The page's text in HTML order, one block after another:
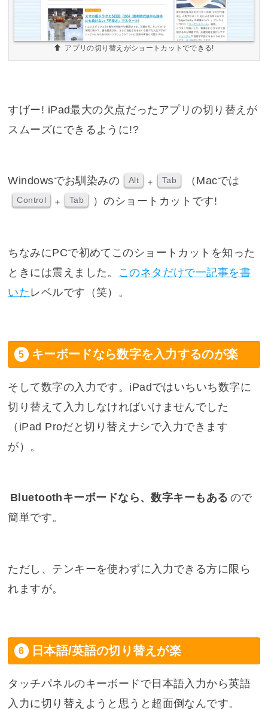
アプリの切り替えがショートカットでできる!
すげー! iPad最大の欠点だったアプリの切り替えが
スムーズにできるように!?
Windowsでお馴染みの Alt ＋ Tab （Macでは
Control ＋ Tab ）のショートカットです!
ちなみにPCで初めてこのショートカットを知った
ときには震えました。
このネタだけで一記事を書
いた レベルです（笑）。
キーボードなら数字を入力するのが楽
そして数字の入力です。iPadではいちいち数字に
切り替えて入力しなければいけませんでした
（iPad Proだと切り替えナシで入力できます
が）。
Bluetoothキーボードなら、数字キーもある ので
簡単です。
ただし、テンキーを使わずに入力できる方に限ら
れますが。
日本語/英語の切り替えが楽
タッチパネルのキーボードで日本語入力から英語
入力に切り替えようと思うと超面倒なんです。